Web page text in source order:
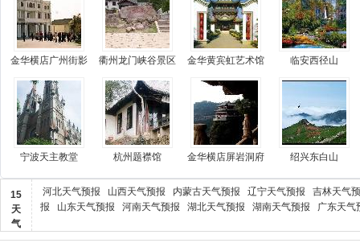
金华横店广州街影 衢州龙门峡谷景区 金华黄宾虹艺术馆 临安西径山
宁波天主教堂 杭州题襟馆 金华横店屏岩洞府 绍兴东白山
15
天
气
河北天气预报 山西天气预报 内蒙古天气预报 辽宁天气预报
吉林天气
报
山东天气预报 河南天气预报 湖北天气预报 湖南天气预报 广东天气